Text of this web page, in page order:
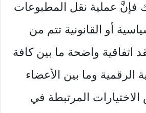
فإنَّ عملية نقل المطبوعات
أو القانونية تتم من
اتفاقية واضحة ما بين كافة
الرقمية وما بين الأعضاء
المرتبطة في